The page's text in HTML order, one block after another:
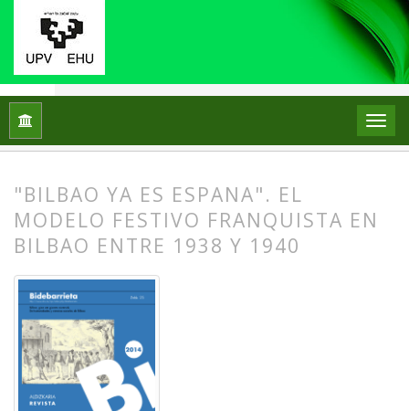
Inicio Núm. 25 (2014): JAI GIROAK. SOCIABILIDAD
"BILBAO YA ES ESPANA". EL
MODELO FESTIVO FRANQUISTA EN
BILBAO ENTRE 1938 Y 1940